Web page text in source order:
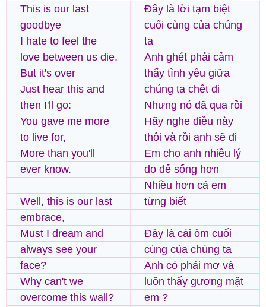
This is our last
goodbye
I hate to feel the
love between us die.
But it's over
Just hear this and
then I'll go:
You gave me more
to live for,
More than you'll
ever know.
Well, this is our last
embrace,
Must I dream and
always see your
face?
Why can't we
overcome this wall?
Đây là lời tạm biệt
cuối cùng của chúng
ta
Anh ghét phải cảm
thấy tình yêu giữa
chúng ta chêt đi
Nhưng nó đã qua rồi
Hãy nghe điều này
thôi và rồi anh sẽ đi
Em cho anh nhiều lý
do để sống hơn
Nhiều hơn cả em
từng biết
Đây là cái ôm cuối
cùng của chúng ta
Anh có phải mơ và
luôn thấy gương mặt
em ?